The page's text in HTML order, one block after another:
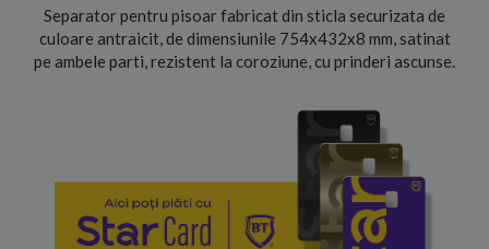
Separator pentru pisoar fabricat din sticla securizata de
culoare antraicit, de dimensiunile 754x432x8 mm, satinat
pe ambele parti, rezistent la coroziune, cu prinderi ascunse.